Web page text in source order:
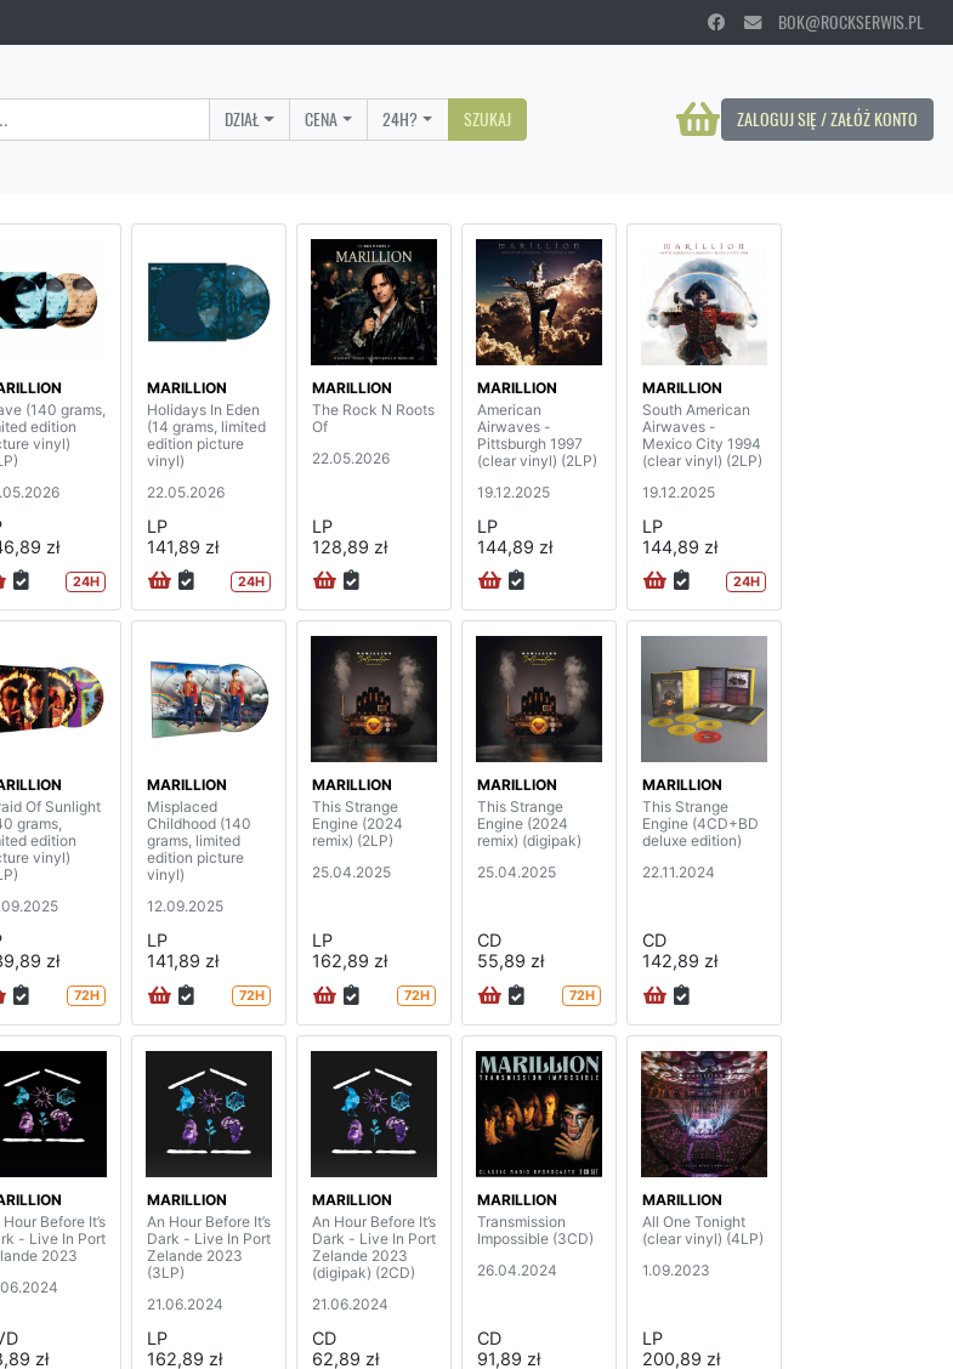
BOK@ROCKSERWIS.PL
ZALOGUJ SIĘ / ZAŁÓŻ KONTO
DZIAŁ CENA 24H? SZUKAJ
(140 grams,
edition
vinyl)
zł
24H
MARILLION
Holidays In Eden
(14 grams, limited
edition picture
vinyl)
22.05.2026
LP
141,89 zł
24H
MARILLION
The Rock N Roots
Of
22.05.2026
LP
128,89 zł
MARILLION
American
Airwaves -
Pittsburgh 1997
(clear vinyl) (2LP)
19.12.2025
LP
144,89 zł
MARILLION
South American
Airwaves -
Mexico City 1994
(clear vinyl) (2LP)
19.12.2025
LP
144,89 zł
24H
Of Sunlight
grams,
edition
vinyl)
zł
72H
MARILLION
Misplaced
Childhood (140
grams, limited
edition picture
vinyl)
12.09.2025
LP
141,89 zł
72H
MARILLION
This Strange
Engine (2024
remix) (2LP)
25.04.2025
LP
162,89 zł
72H
MARILLION
This Strange
Engine (2024
remix) (digipak)
25.04.2025
CD
55,89 zł
72H
MARILLION
This Strange
Engine (4CD+BD
deluxe edition)
22.11.2024
CD
142,89 zł
Hour Before It’s
- Live In Port
2023
zł
MARILLION
An Hour Before It’s
Dark - Live In Port
Zelande 2023
(3LP)
21.06.2024
LP
162,89 zł
MARILLION
An Hour Before It’s
Dark - Live In Port
Zelande 2023
(digipak) (2CD)
21.06.2024
CD
62,89 zł
MARILLION
Transmission
Impossible (3CD)
26.04.2024
CD
91,89 zł
MARILLION
All One Tonight
(clear vinyl) (4LP)
1.09.2023
LP
200,89 zł